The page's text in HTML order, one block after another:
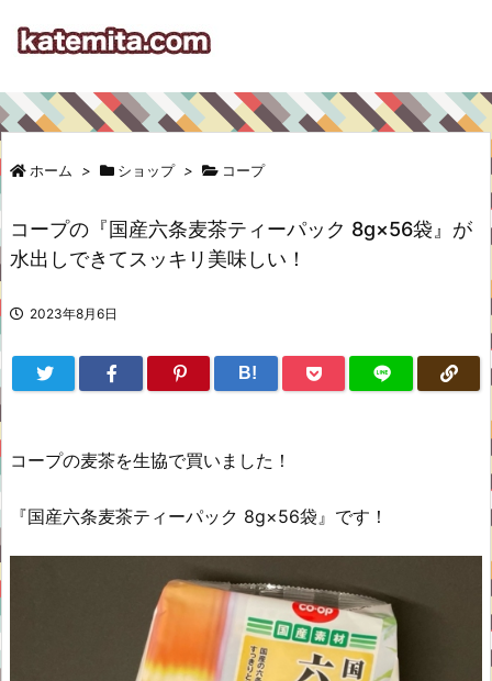
ホーム > ショップ > コープ
コープの『国産六条麦茶ティーパック 8g×56袋』が
水出しできてスッキリ美味しい！
2023年8月6日
B!
コープの麦茶を生協で買いました！
『国産六条麦茶ティーパック 8g×56袋』です！